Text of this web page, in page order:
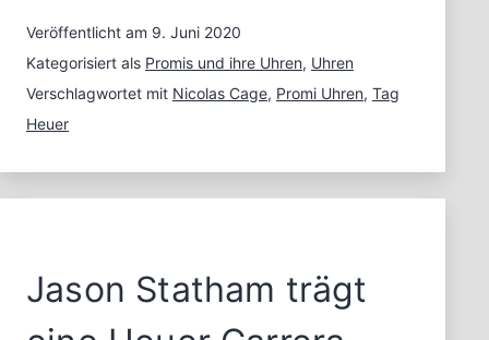
Veröffentlicht am 9. Juni 2020
Kategorisiert als Promis und ihre Uhren, Uhren
Verschlagwortet mit Nicolas Cage, Promi Uhren, Tag
Heuer
Jason Statham trägt